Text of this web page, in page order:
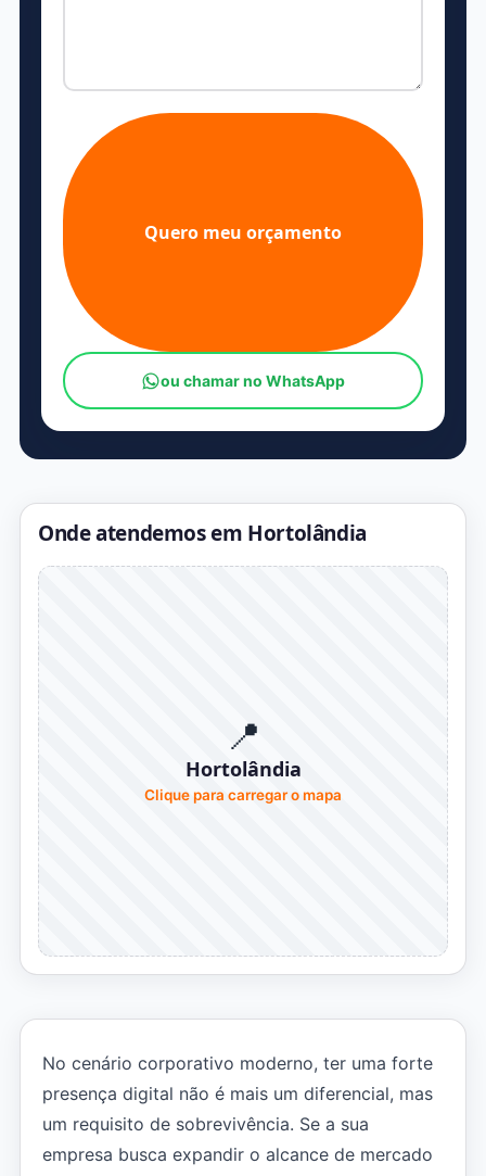
Quero meu orçamento
ou chamar no WhatsApp
Onde atendemos em Hortolândia
📍
Hortolândia
Clique para carregar o mapa
No cenário corporativo moderno, ter uma forte
presença digital não é mais um diferencial, mas
um requisito de sobrevivência. Se a sua
empresa busca expandir o alcance de mercado